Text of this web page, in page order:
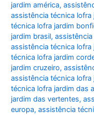
jardim américa,
assistência técnica lofra
técnica lofra jardim
jardim brasil,
assistência técnica
técnica lofra jardim
jardim cruzeiro,
assistência técnica lofra
técnica lofra jardim das
jardim das vertentes,
europa,assistência